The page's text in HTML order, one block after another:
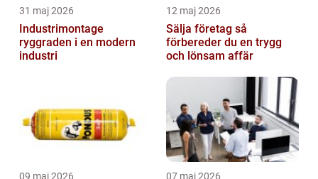
31 maj 2026
Industrimontage
ryggraden i en modern
industri
12 maj 2026
Sälja företag så
förbereder du en trygg
och lönsam affär
09 maj 2026 07 maj 2026